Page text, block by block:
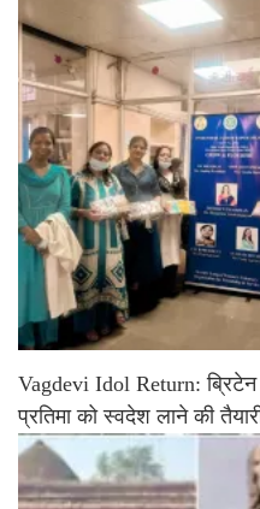
Vagdevi Idol Return: ब्रिटेन
प्रतिमा को स्वदेश लाने की